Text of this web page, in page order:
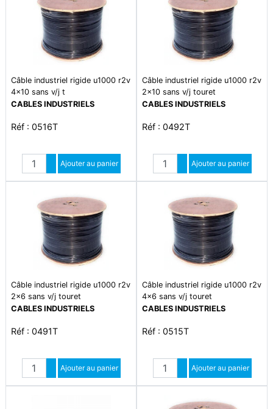
Câble industriel rigide u1000 r2v
4x10 sans v/j t
CABLES INDUSTRIELS
Réf : 0516T
Quantité
Augmenter quantité
Diminuer quantité
Ajouter au panier
Câble industriel rigide u1000 r2v
2x10 sans v/j touret
CABLES INDUSTRIELS
Réf : 0492T
Quantité
Augmenter quantité
Diminuer quantité
Ajouter au panier
Câble industriel rigide u1000 r2v
2x6 sans v/j touret
CABLES INDUSTRIELS
Réf : 0491T
Quantité
Augmenter quantité
Diminuer quantité
Ajouter au panier
Câble industriel rigide u1000 r2v
4x6 sans v/j touret
CABLES INDUSTRIELS
Réf : 0515T
Quantité
Augmenter quantité
Diminuer quantité
Ajouter au panier